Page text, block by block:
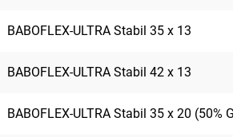
BABOFLEX-ULTRA Stabil 35 x 13
BABOFLEX-ULTRA Stabil 42 x 13
BABOFLEX-ULTRA Stabil 35 x 20 (50%